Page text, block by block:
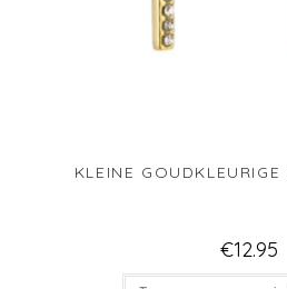
KLEINE
€12.95